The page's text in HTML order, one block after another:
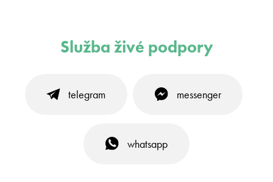
Služba živé podpory
telegram messenger
whatsapp